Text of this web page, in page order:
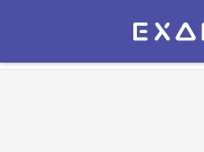
Экзамер — ЕГЭ 2027